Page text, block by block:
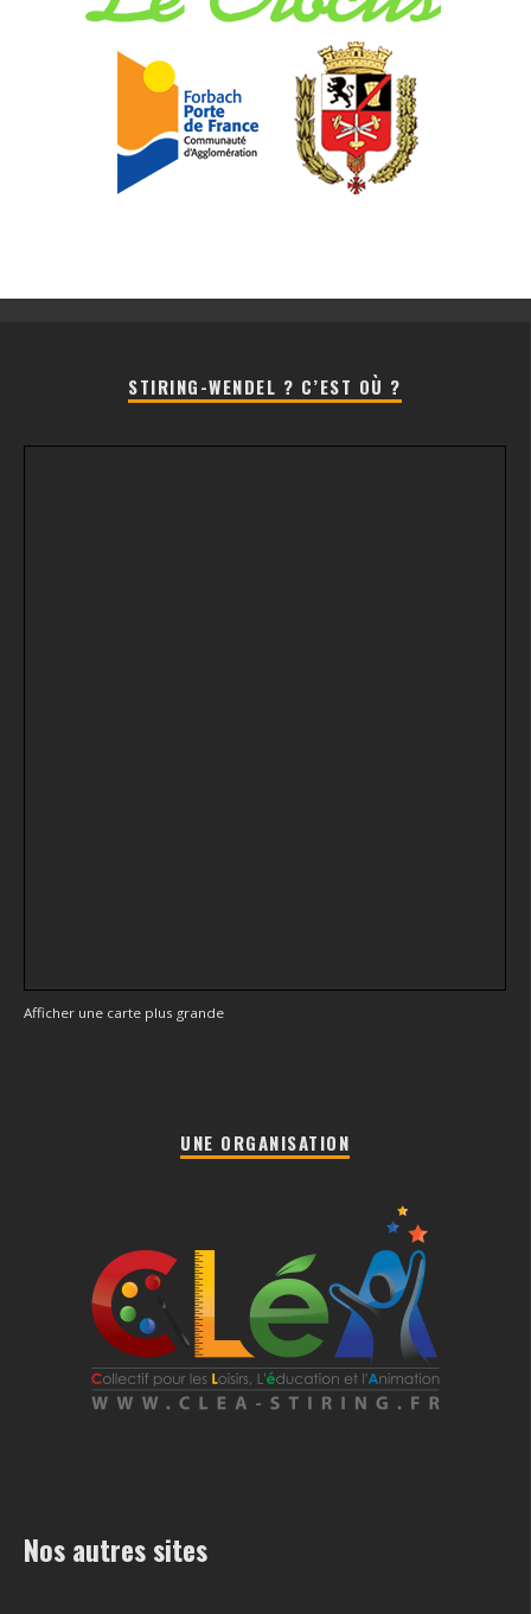
STIRING-WENDEL ? C’EST OÙ ?
Afficher une carte plus grande
UNE ORGANISATION
Nos autres sites